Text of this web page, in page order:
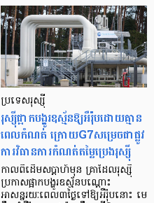
ប្រទេសរុស្ស៊ី
រុស្ស៊ីផ្អាកបង្ហូរឧស្ម័នឱ្យអឺរ៉ុបដោយគ្មាន
ពេលកំណត់ ក្រោយG7សម្រេចជាផ្លូវ
ការវិធានការកំណត់តម្លៃប្រេងរុស្ស៊ី
កាលពីដើមសប្តាហ៍មុន គ្រាដែលរុស្ស៊ី
ប្រកាសផ្អាកបង្ហូរឧស្ម័នបណ្តោះ
អាសន្នរយៈពេល៣ថ្ងៃទៅឱ្យអឺរ៉ុបនោះ មេ